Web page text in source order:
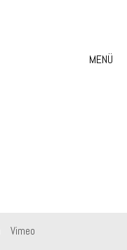
MENÜ
Vimeo